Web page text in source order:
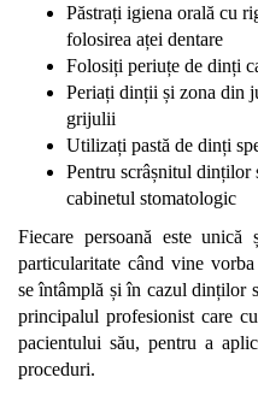
Păstrați igiena orală cu
folosirea aței dentare
Folosiți periuțe de dinți
Periați dinții și zona din
grijulii
Utilizați pastă de dinți
Pentru scrâșnitul dinților
cabinetul stomatologic
Fiecare persoană este
particularitate când vine
se întâmplă și în cazul dinților
principalul profesionist care
pacientului său, pentru a
proceduri.